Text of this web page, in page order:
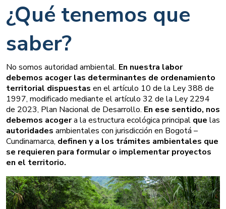
¿Qué tenemos que
saber?
No somos autoridad ambiental. En nuestra labor
debemos acoger las determinantes de ordenamiento
territorial dispuestas en el artículo 10 de la Ley 388 de
1997, modificado mediante el artículo 32 de la Ley 2294
de 2023, Plan Nacional de Desarrollo. En ese sentido, nos
debemos acoger a la estructura ecológica principal que
autoridades ambientales con jurisdicción en Bogotá –
Cundinamarca, definen y a los trámites ambientales que
se requieren para formular o implementar proyectos
en el territorio.